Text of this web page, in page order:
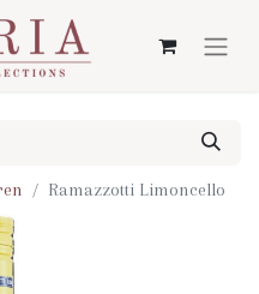
Ramazzotti Limoncello